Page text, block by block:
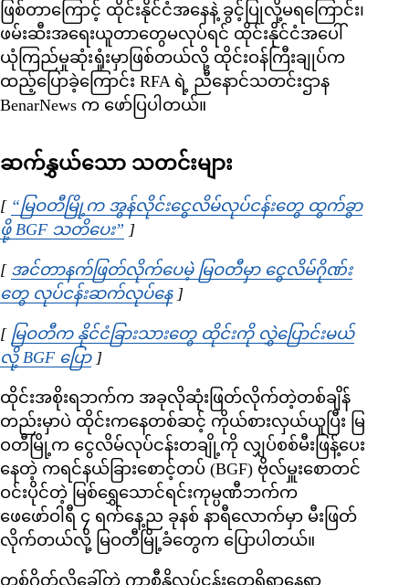
ဖြစ်တာကြောင့် ထိုင်းနိုင်ငံအနေနဲ့ ခွင့်ပြုလို့မရကြောင်း၊
ဖမ်းဆီးအရေးယူတာတွေမလုပ်ရင် ထိုင်းနိုင်ငံအပေါ်
ယုံကြည်မှုဆုံးရှုံးမှာဖြစ်တယ်လို့ ထိုင်းဝန်ကြီးချုပ်က
ထည့်ပြောခဲ့ကြောင်း RFA ရဲ့ ညီနောင်သတင်းဌာန
BenarNews က ဖော်ပြပါတယ်။
ဆက်နွှယ်သော သတင်းများ
[ “မြဝတီမြို့က အွန်လိုင်းငွေလိမ်လုပ်ငန်းတွေ ထွက်ခွာ
ဖို့ BGF သတိပေး” Opens in new window
]
[ အင်တာနက်ဖြတ်လိုက်ပေမဲ့ မြဝတီမှာ ငွေလိမ်ဂိုဏ်း
တွေ လုပ်ငန်းဆက်လုပ်နေOpens in new window
]
[ မြဝတီက နိုင်ငံခြားသားတွေ ထိုင်းကို လွှဲပြောင်းမယ်
လို့ BGF ပြောOpens in new window
]
ထိုင်းအစိုးရဘက်က အခုလိုဆုံးဖြတ်လိုက်တဲ့တစ်ချိန်
တည်းမှာပဲ ထိုင်းကနေတစ်ဆင့် ကိုယ်စားလှယ်ယူပြီး မြ
ဝတီမြို့က ငွေလိမ်လုပ်ငန်းတချို့ကို လျှပ်စစ်မီးဖြန့်ပေး
နေတဲ့ ကရင်နယ်ခြားစောင့်တပ် (BGF) ဗိုလ်မှူးစောတင်
ဝင်းပိုင်တဲ့ မြစ်ရွှေသောင်ရင်းကုမ္ပဏီဘက်က
ဖေဖော်ဝါရီ ၄ ရက်နေ့ည ခုနစ် နာရီလောက်မှာ မီးဖြတ်
လိုက်တယ်လို့ မြဝတီမြို့ခံတွေက ပြောပါတယ်။
တစ်ဂိတ်လို့ခေါ်တဲ့ ကာစီနိုလုပ်ငန်းတွေရှိရာနေရာ